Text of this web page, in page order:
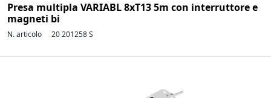
Presa multipla VARIABL 8xT13 5m con interruttore e
magneti bi
N. articolo 20 201258 S